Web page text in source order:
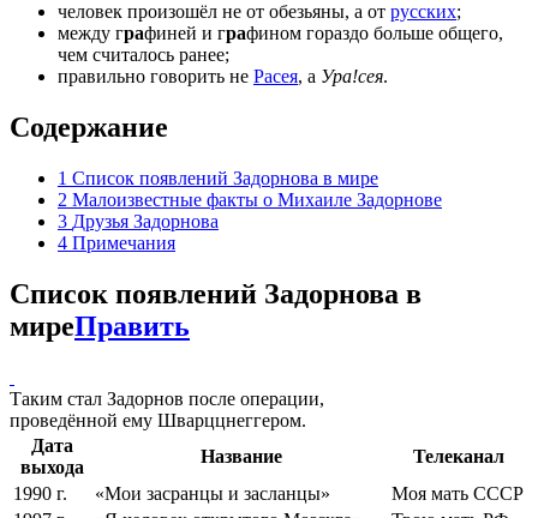
человек произошёл не от обезьяны, а от русских;
между графиней и графином гораздо больше общего,
чем считалось ранее;
правильно говорить не Расея, а Ура!сея.
Содержание
1 Список появлений Задорнова в мире
2 Малоизвестные факты о Михаиле Задорнове
3 Друзья Задорнова
4 Примечания
Список появлений Задорнова в
миреПравить
Таким стал Задорнов после операции,
проведённой ему Шварццнеггером.
Дата
выхода
Название
Телеканал
1990 г.
«Мои засранцы и засланцы»
Моя мать СССР